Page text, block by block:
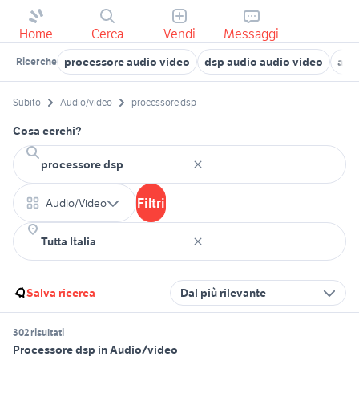
Home Cerca Vendi Messaggi
Ricerche processore audio video dsp audio audio video
Subito Audio/video processore dsp
Cosa cerchi?
Audio/Video Filtri
Salva ricerca Dal più rilevante
302 risultati
Processore dsp in Audio/video